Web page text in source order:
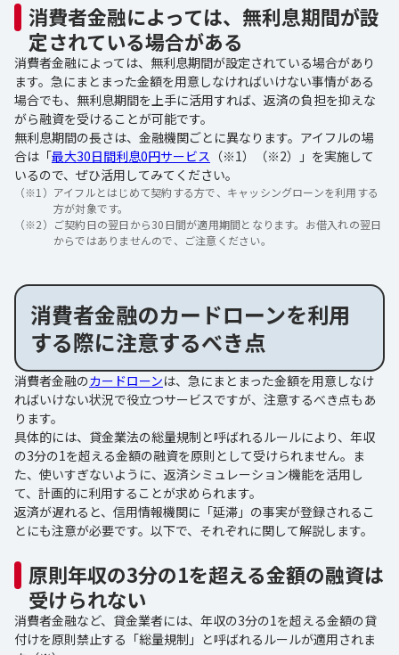
消費者金融によっては、無利息期間が設
定されている場合がある
消費者金融によっては、無利息期間が設定されている場合があり
ます。急にまとまった金額を用意しなければいけない事情がある
場合でも、無利息期間を上手に活用すれば、返済の負担を抑えな
がら融資を受けることが可能です。
無利息期間の長さは、金融機関ごとに異なります。アイフルの場
合は「最大30日間利息0円サービス （※1）（※2）」を実施して
いるので、ぜひ活用してみてください。
（※1） アイフルとはじめて契約する方で、キャッシングローンを利用する
方が対象です。
（※2） ご契約日の翌日から30日間が適用期間となります。お借入れの翌日
からではありませんので、ご注意ください。
消費者金融のカードローンを利用
する際に注意するべき点
消費者金融のカードローンは、急にまとまった金額を用意しなけ
ればいけない状況で役立つサービスですが、注意するべき点もあ
ります。
具体的には、貸金業法の総量規制と呼ばれるルールにより、年収
の3分の1を超える金額の融資を原則として受けられません。ま
た、使いすぎないように、返済シミュレーション機能を活用し
て、計画的に利用することが求められます。
返済が遅れると、信用情報機関に「延滞」の事実が登録されるこ
とにも注意が必要です。以下で、それぞれに関して解説します。
原則年収の3分の1を超える金額の融資は
受けられない
消費者金融など、貸金業者には、年収の3分の1を超える金額の貸
付けを原則禁止する「総量規制」と呼ばれるルールが適用されま